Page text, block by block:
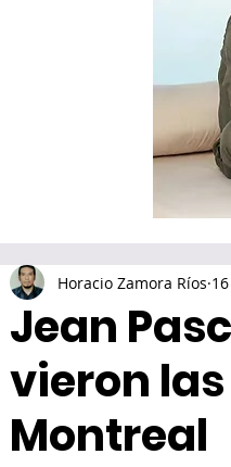
Jean
vieron
Montreal
Horacio Zamora Ríos